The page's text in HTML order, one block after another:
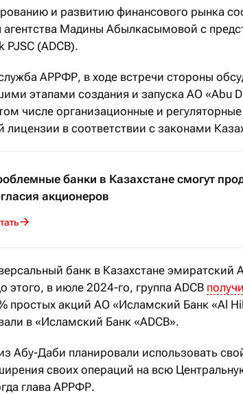
и развитию финансового рынка
агентства Мадины Абылкасымовой с
PJSC (ADCB).
АРРФР, в ходе встречи стороны
этапами создания и запуска АО «Abu
числе организационные и
лицензии в соответствии с законами
банки в Казахстане смогут
акционеров
банк в Казахстане эмиратский
этого, в июле 2024-го, группа ADCB
простых акций АО «Исламский Банк «Al
в «Исламский Банк «ADCB».
Абу-Даби планировали использовать
своих операций на всю
глава АРРФР.